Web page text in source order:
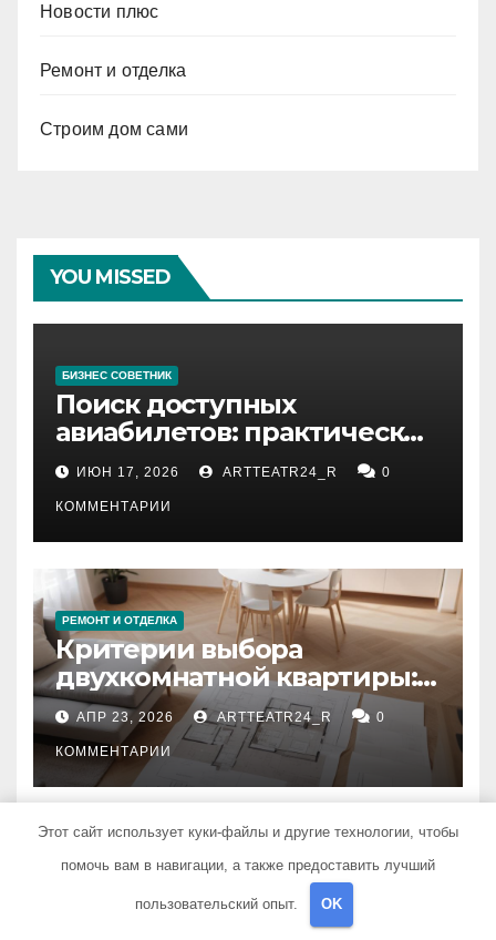
Новости плюс
Ремонт и отделка
Строим дом сами
YOU MISSED
БИЗНЕС СОВЕТНИК
Поиск доступных
авиабилетов: практические
рекомендации
ИЮН 17, 2026 ARTTEATR24_R 0
КОММЕНТАРИИ
РЕМОНТ И ОТДЕЛКА
Критерии выбора
двухкомнатной квартиры:
планировка, площадь,
состояние и документация
АПР 23, 2026 ARTTEATR24_R 0
КОММЕНТАРИИ
UNCATEGORISED
Адаптивная
электродинамика страсти:
Этот сайт использует куки-файлы и другие технологии, чтобы
помочь вам в навигации, а также предоставить лучший
пользовательский опыт. OK